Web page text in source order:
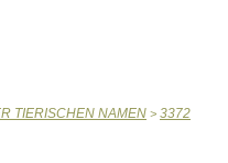
TIERISCHEN NAMEN > 3372